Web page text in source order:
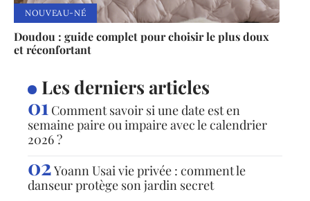
NOUVEAU-NÉ
Doudou : guide complet pour choisir le plus doux
et réconfortant
Les derniers articles
Comment savoir si une date est en
semaine paire ou impaire avec le calendrier
2026 ?
Yoann Usai vie privée : comment le
danseur protège son jardin secret